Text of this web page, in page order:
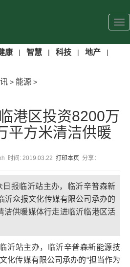
康 | 智慧 | 科技 | 地产 |
> 能源 >
港区投资8200万
平方米清洁供暖
时间: 2019.03.22 打印本页 分享：
日报临沂站主办，临沂辛普森新
沂众报文化传媒有限公司承办的
洁供暖媒体行走进临沂临港区活
沂站主办，临沂辛普森新能源技
化传媒有限公司承办的“担当作为